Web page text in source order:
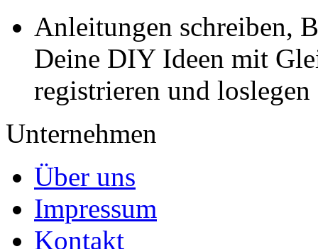
Anleitungen schreiben,
Deine DIY Ideen mit
registrieren und loslegen
Unternehmen
Über uns
Impressum
Kontakt